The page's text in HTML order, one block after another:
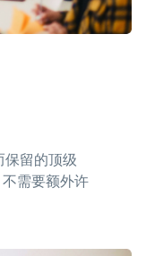
留的顶级
需要额外许